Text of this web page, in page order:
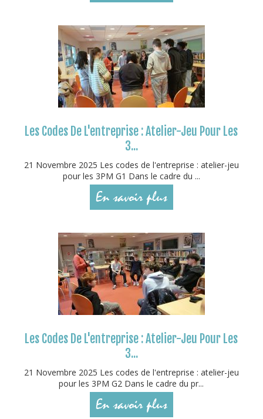
Les Codes De L'entreprise : Atelier-Jeu Pour Les
3...
21 Novembre 2025 Les codes de l'entreprise : atelier-jeu
pour les 3PM G1 Dans le cadre du ...
En savoir plus
Les Codes De L'entreprise : Atelier-Jeu Pour Les
3...
21 Novembre 2025 Les codes de l'entreprise : atelier-jeu
pour les 3PM G2 Dans le cadre du pr...
En savoir plus